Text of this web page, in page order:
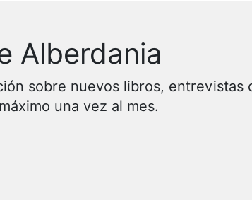
Alberdania
sobre nuevos libros, entrevistas
una vez al mes.